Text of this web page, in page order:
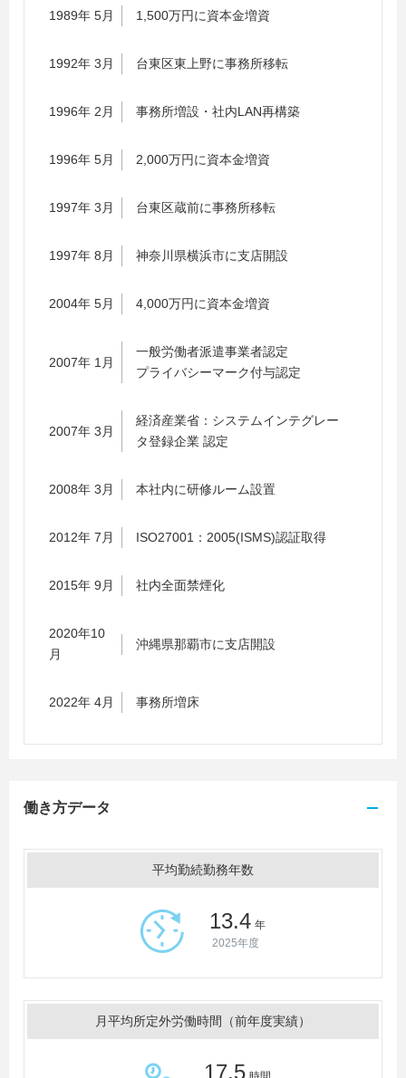
1989年 5月 1,500万円に資本金増資
1992年 3月 台東区東上野に事務所移転
1996年 2月 事務所増設・社内LAN再構築
1996年 5月 2,000万円に資本金増資
1997年 3月 台東区蔵前に事務所移転
1997年 8月 神奈川県横浜市に支店開設
2004年 5月 4,000万円に資本金増資
2007年 1月
一般労働者派遣事業者認定
プライバシーマーク付与認定
2007年 3月
経済産業省：システムインテグレー
タ登録企業 認定
2008年 3月 本社内に研修ルーム設置
2012年 7月 ISO27001：2005(ISMS)認証取得
2015年 9月 社内全面禁煙化
2020年10
月
沖縄県那覇市に支店開設
2022年 4月 事務所増床
働き方データ
平均勤続勤務年数
13.4 年
2025年度
月平均所定外労働時間（前年度実績）
17.5